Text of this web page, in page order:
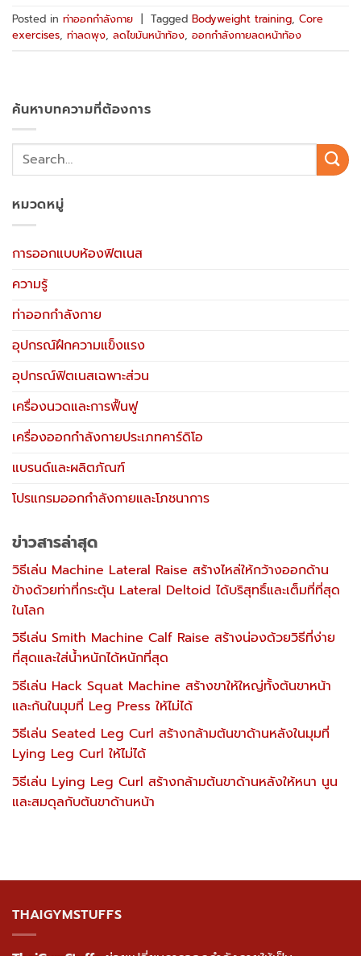
Posted in ท่าออกกำลังกาย | Tagged Bodyweight training, Core
exercises, ท่าลดพุง, ลดไขมันหน้าท้อง, ออกกำลังกายลดหน้าท้อง
ค้นหาบทความที่ต้องการ
หมวดหมู่
การออกแบบห้องฟิตเนส
ความรู้
ท่าออกกำลังกาย
อุปกรณ์ฝึกความแข็งแรง
อุปกรณ์ฟิตเนสเฉพาะส่วน
เครื่องนวดและการฟื้นฟู
เครื่องออกกำลังกายประเภทคาร์ดิโอ
แบรนด์และผลิตภัณฑ์
โปรแกรมออกกำลังกายและโภชนาการ
ข่าวสารล่าสุด
วิธีเล่น Machine Lateral Raise สร้างไหล่ให้กว้างออกด้าน
ข้างด้วยท่าที่กระตุ้น Lateral Deltoid ได้บริสุทธิ์และเต็มที่ที่สุด
ในโลก
วิธีเล่น Smith Machine Calf Raise สร้างน่องด้วยวิธีที่ง่าย
ที่สุดและใส่น้ำหนักได้หนักที่สุด
วิธีเล่น Hack Squat Machine สร้างขาให้ใหญ่ทั้งต้นขาหน้า
และก้นในมุมที่ Leg Press ให้ไม่ได้
วิธีเล่น Seated Leg Curl สร้างกล้ามต้นขาด้านหลังในมุมที่
Lying Leg Curl ให้ไม่ได้
วิธีเล่น Lying Leg Curl สร้างกล้ามต้นขาด้านหลังให้หนา นูน
และสมดุลกับต้นขาด้านหน้า
THAIGYMSTUFFS